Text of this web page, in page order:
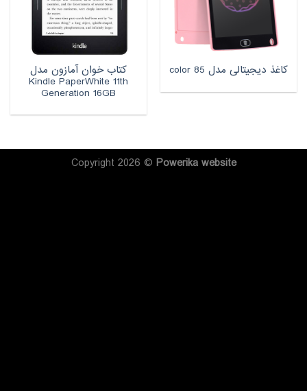
کاغذ دیجیتالی مدل color 85 کتاب خوان آمازون مدل
Kindle PaperWhite 11th
Generation 16GB
Copyright 2026 © Powerikawebsite